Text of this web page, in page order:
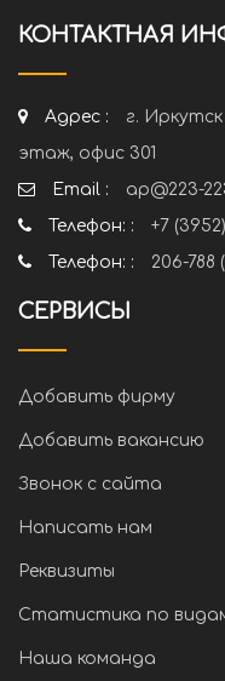
КОНТАКТНАЯ
Адрес :
г.
этаж, офис 301
Email :
ap@223-
Телефон: :
+7
Телефон: :
206-
СЕРВИСЫ
Добавить фирму
Добавить вакансию
Звонок с сайта
Написать нам
Реквизиты
Статистика по
Наша команда